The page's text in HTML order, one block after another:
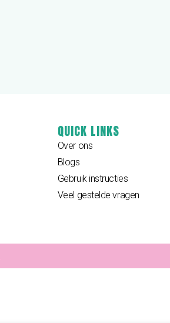
QUICK LINKS
Over ons
Blogs
Gebruik instructies
Veel gestelde vragen